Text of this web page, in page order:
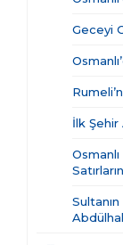
Geceyi
İlk Şehir